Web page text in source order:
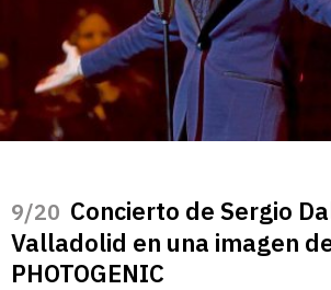
/20 Concierto de Sergio
Valladolid en una imagen
PHOTOGENIC